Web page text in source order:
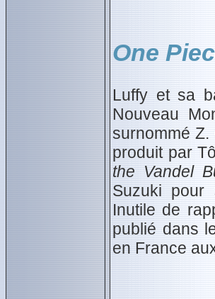
One
Luffy et sa
Nouveau
surnommé
produit par
the Vandel
Suzuki pour
Inutile de
publié dans
en France